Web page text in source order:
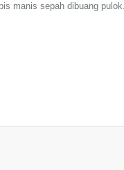
manis sepah dibuang